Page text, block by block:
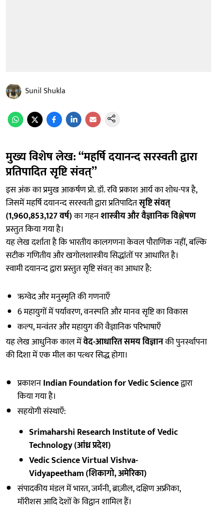
Sunil Shukla
मुख्य विशेष लेख: “महर्षि दयानन्द सरस्वती द्वारा
प्रतिपादित सृष्टि संवत्”
इस अंक का प्रमुख आकर्षण प्रो. डॉ. रवि प्रकाश आर्य का शोध-पत्र है,
जिसमें महर्षि दयानन्द सरस्वती द्वारा प्रतिपादितसृष्टि संवत्
(1,960,853,127 वर्ष)का गहनशास्त्रीय और वैज्ञानिक विश्लेषण
प्रस्तुत किया गया है।
यह लेख दर्शाता है कि भारतीय कालगणना केवल पौराणिक नहीं, बल्कि
सटीक गणितीय और खगोलशास्त्रीय सिद्धांतों पर आधारित है।
स्वामी दयानन्द द्वारा प्रस्तुत सृष्टि संवत् का आधार है:
ऋग्वेद और मनुस्मृति की गणनाएँ
6 महायुगों में पर्यावरण, वनस्पति और मानव सृष्टि का विकास
कल्प, मन्वंतर और महायुग की वैज्ञानिक परिभाषाएँ
यह लेख आधुनिक काल मेंवेद-आधारित समय विज्ञानकी पुनर्स्थापना
की दिशा में एक मील का पत्थर सिद्ध होगा।
प्रकाशनIndian Foundation for Vedic Scienceद्वारा
किया गया है।
सहयोगी संस्थाएँ:
Srimaharshi Research Institute of Vedic
Technology (आंध्र प्रदेश)
Vedic Science Virtual Vishva-
Vidyapeetham (शिकागो, अमेरिका)
संपादकीय मंडल में भारत, जर्मनी, ब्राज़ील, दक्षिण अफ्रीका,
मॉरीशस आदि देशों के विद्वान शामिल हैं।